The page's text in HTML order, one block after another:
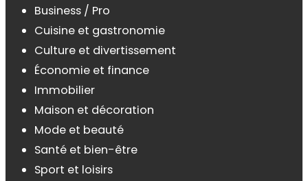
Business / Pro
Cuisine et gastronomie
Culture et divertissement
Économie et finance
Immobilier
Maison et décoration
Mode et beauté
Santé et bien-être
Sport et loisirs